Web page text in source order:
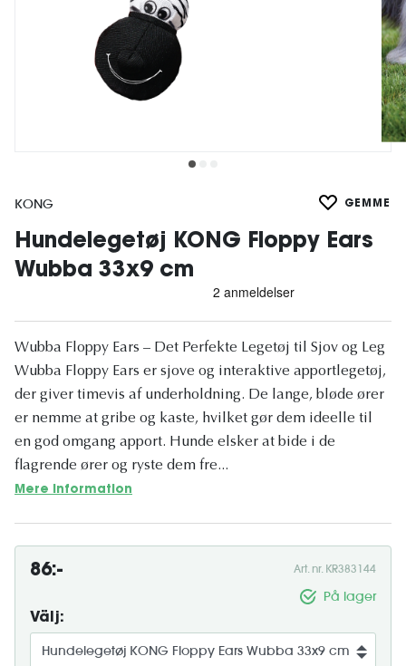
KONG GEMME
Hundelegetøj KONG Floppy Ears
Wubba 33x9 cm
Wubba Floppy Ears – Det Perfekte Legetøj til Sjov og Leg
Wubba Floppy Ears er sjove og interaktive apportlegetøj,
der giver timevis af underholdning. De lange, bløde ører
er nemme at gribe og kaste, hvilket gør dem ideelle til
en god omgang apport. Hunde elsker at bide i de
flagrende ører og ryste dem fre...
Mere information
86:- Art. nr. KR383144
På lager
Välj: